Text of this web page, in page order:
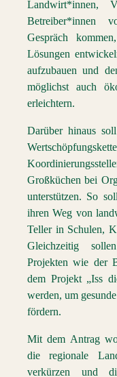
Landwirt*innen,
Betreiber*innen
Gespräch
Lösungen
aufzubauen und
möglichst auch
erleichtern.
Darüber hinaus
Großküchen bei
unterstützen. So
ihren Weg von
Teller in Schulen,
Gleichzeitig
Projekten wie der
dem Projekt „Iss
werden, um
fördern.
Mit dem Antrag
die regionale
verkürzen und